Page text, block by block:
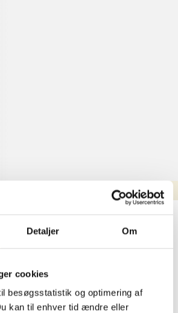
Detaljer Om
cookies
besøgsstatistik og optimering af
kan til enhver tid ændre eller
amet ...
amet ...
amet ...